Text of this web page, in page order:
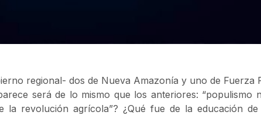
regional- dos de Nueva Amazonía y uno de Fuerza
será de lo mismo que los anteriores: “populismo
la revolución agrícola”? ¿Qué fue de la educación de